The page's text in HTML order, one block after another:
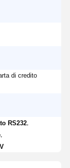
di credito
RS232